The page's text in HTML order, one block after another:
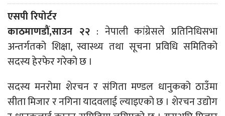
एसपी रिपोर्टर
काठमाणडौं,साउन २२ : नेपाली कांग्रेसले प्रतिनिधिसभा
अन्तर्गतको शिक्षा, स्वास्थ्य तथा सूचना प्रविधि समितिको
सदस्य हेरफेर गरेको छ ।
सदस्य मनरोमा शेरचन र संगिता मण्डल धानुकको ठाउँमा
सीता मिजार र नगिना यादवलाई ल्याइएको छ । शेरचन उद्योग